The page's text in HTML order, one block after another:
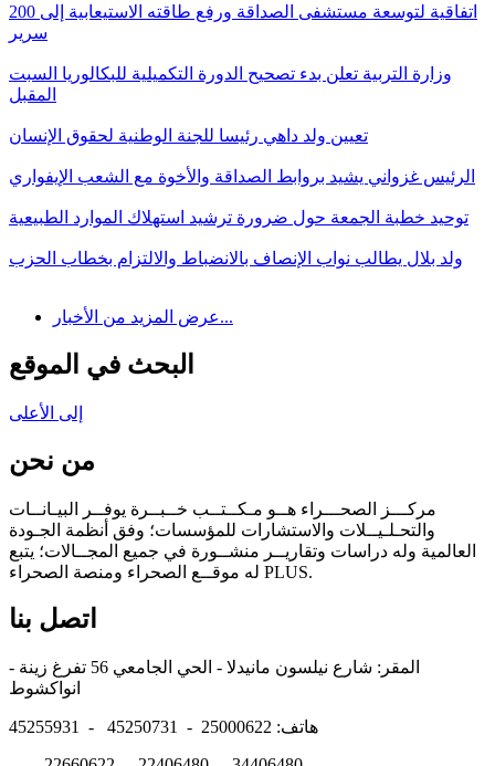
اتفاقية لتوسعة مستشفى الصداقة ورفع طاقته الاستيعابية إلى 200
سرير
وزارة التربية تعلن بدء تصحيح الدورة التكميلية للبكالوريا السبت
المقبل
تعيين ولد داهي رئيسا للجنة الوطنية لحقوق الإنسان
الرئيس غزواني يشيد بروابط الصداقة والأخوة مع الشعب الإيفواري
توحيد خطبة الجمعة حول ضرورة ترشيد استهلاك الموارد الطبيعية
ولد بلال يطالب نواب الإنصاف بالانضباط والالتزام بخطاب الحزب
عرض المزيد من الأخبار...
البحث في الموقع
إلى الأعلى
من نحن
مركـــز الصحـــراء هــو مـكــتــب خــبــرة يوفــر البيـانــات
والتحـلـيــلات والاستشارات للمؤسسات؛ وفق أنظمة الجـودة
العالمية وله دراسات وتقاريــر منشــورة في جميع المجــالات؛ يتبع
له موقــع الصحراء ومنصة الصحراء PLUS.
اتصل بنا
المقر: شارع نيلسون مانيدلا - الحي الجامعي 56 تفرغ زينة -
هاتف: 25000622 - 45250731 - 45255931